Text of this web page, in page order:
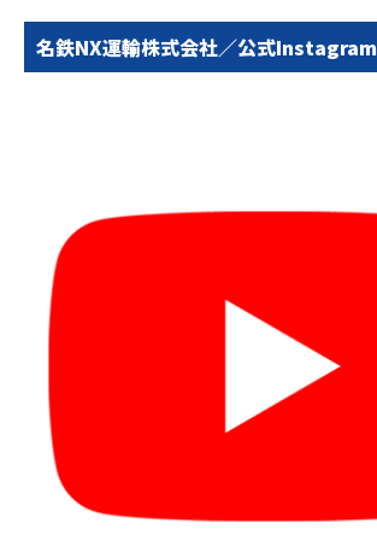
名鉄NX運輸株式会社／公式Instagram